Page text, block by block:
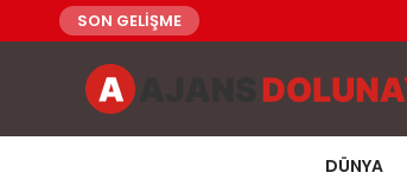
SON GELİŞME
DÜNYA